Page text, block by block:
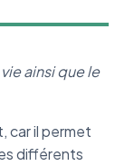
ainsi que le
car il permet
différents